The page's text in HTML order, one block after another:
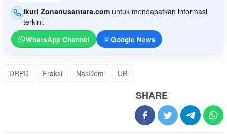
Ikuti Zonanusantara.com untuk mendapatkan informasi
terkini.
WhatsApp Channel Google News
DRPD Fraksi NasDem UB
SHARE